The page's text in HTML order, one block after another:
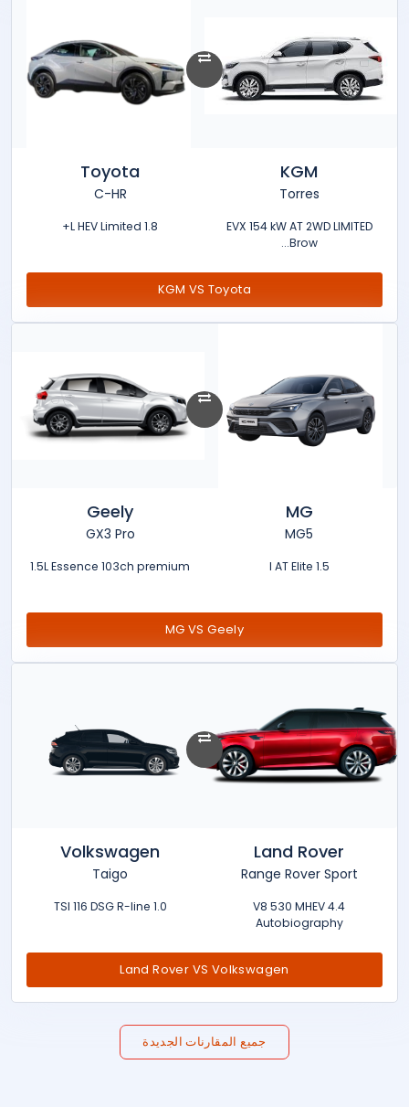
KGM
Torres
EVX 154 kW AT 2WD LIMITED
Brow...
Toyota
C-HR
1.8 L HEV Limited+
KGM VS Toyota
MG
MG5
1.5 l AT Elite
Geely
GX3 Pro
1.5L Essence 103ch premium
MG VS Geely
Land Rover
Range Rover Sport
4.4 V8 530 MHEV
Autobiography
Volkswagen
Taigo
1.0 TSI 116 DSG R-line
Land Rover VS Volkswagen
جميع المقارنات الجديدة